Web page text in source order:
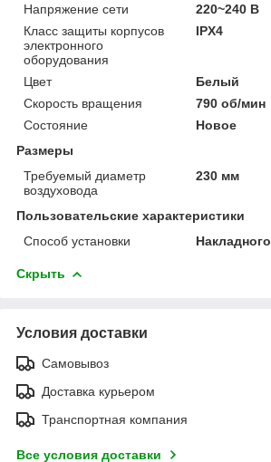
Напряжение сети
220~240 В
Класс защиты корпусов
электронного
оборудования
IPХ4
Цвет
Белый
Скорость вращения
790 об/мин
Состояние
Новое
Размеры
Требуемый диаметр
воздуховода
230 мм
Пользовательские характеристики
Способ установки
Накладного
Скрыть
Условия доставки
Самовывоз
Доставка курьером
Транспортная компания
Все условия доставки